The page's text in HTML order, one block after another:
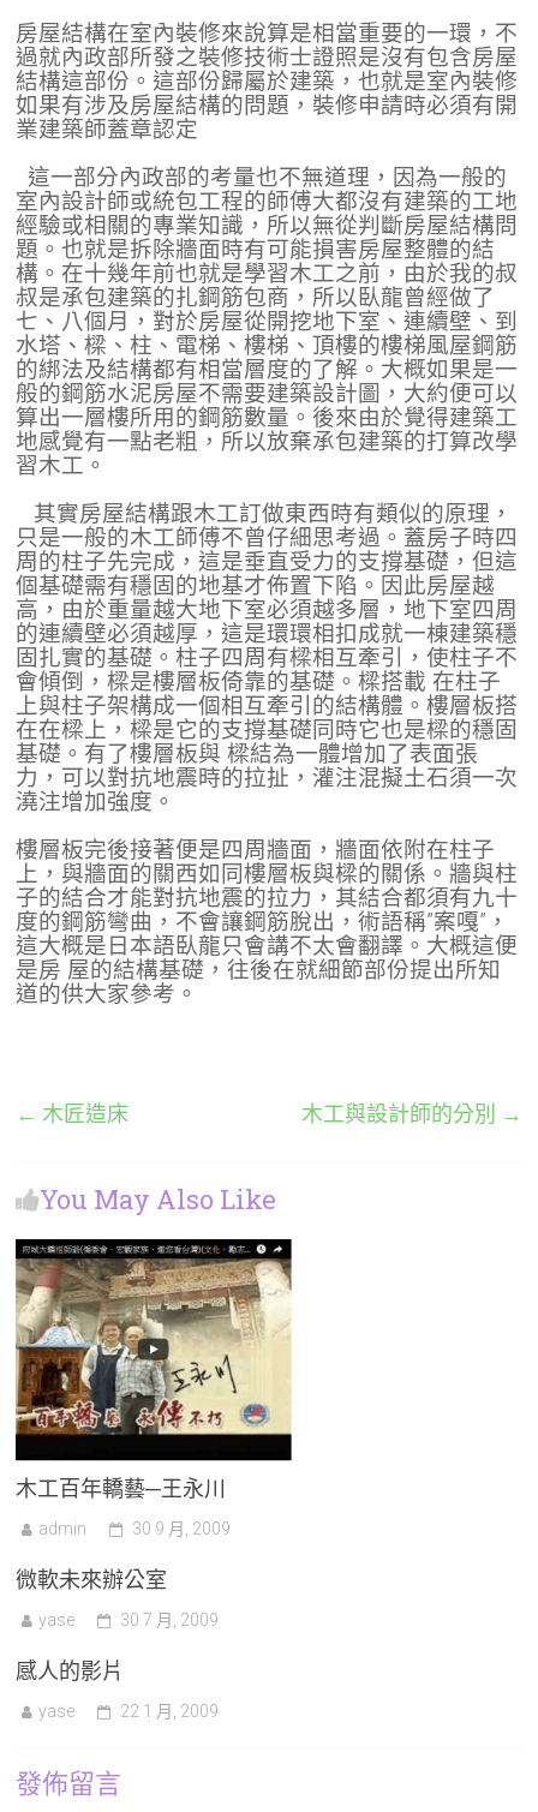
房屋結構在室內裝修來說算是相當重要的一環，不
過就內政部所發之裝修技術士證照是沒有包含房屋
結構這部份。這部份歸屬於建築，也就是室內裝修
如果有涉及房屋結構的問題，裝修申請時必須有開
業建築師蓋章認定
這一部分內政部的考量也不無道理，因為一般的
室內設計師或統包工程的師傅大都沒有建築的工地
經驗或相關的專業知識，所以無從判斷房屋結構問
題。也就是拆除牆面時有可能損害房屋整體的結
構。在十幾年前也就是學習木工之前，由於我的叔
叔是承包建築的扎鋼筋包商，所以臥龍曾經做了
七、八個月，對於房屋從開挖地下室、連續壁、到
水塔、樑、柱、電梯、樓梯、頂樓的樓梯風屋鋼筋
的綁法及結構都有相當層度的了解。大概如果是一
般的鋼筋水泥房屋不需要建築設計圖，大約便可以
算出一層樓所用的鋼筋數量。後來由於覺得建築工
地感覺有一點老粗，所以放棄承包建築的打算改學
習木工。
其實房屋結構跟木工訂做東西時有類似的原理，
只是一般的木工師傅不曾仔細思考過。蓋房子時四
周的柱子先完成，這是垂直受力的支撐基礎，但這
個基礎需有穩固的地基才佈置下陷。因此房屋越
高，由於重量越大地下室必須越多層，地下室四周
的連續壁必須越厚，這是環環相扣成就一棟建築穩
固扎實的基礎。柱子四周有樑相互牽引，使柱子不
會傾倒，樑是樓層板倚靠的基礎。樑搭載 在柱子
上與柱子架構成一個相互牽引的結構體。樓層板搭
在在樑上，樑是它的支撐基礎同時它也是樑的穩固
基礎。有了樓層板與 樑結為一體增加了表面張
力，可以對抗地震時的拉扯，灌注混擬土石須一次
澆注增加強度。
樓層板完後接著便是四周牆面，牆面依附在柱子
上，與牆面的關西如同樓層板與樑的關係。牆與柱
子的結合才能對抗地震的拉力，其結合都須有九十
度的鋼筋彎曲，不會讓鋼筋脫出，術語稱”案嘎”，
這大概是日本語臥龍只會講不太會翻譯。大概這便
是房 屋的結構基礎，往後在就細節部份提出所知
道的供大家參考。
← 木匠造床 木工與設計師的分別 →
You May Also Like
木工百年轎藝─王永川
admin 30 9 月, 2009
微軟未來辦公室
yase 30 7 月, 2009
感人的影片
yase 22 1 月, 2009
發佈留言